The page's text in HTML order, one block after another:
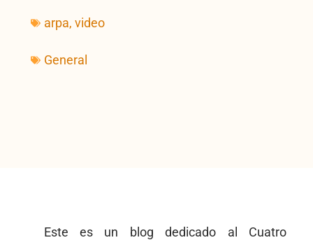
arpa,video
General
Este es un blog dedicado al Cuatro